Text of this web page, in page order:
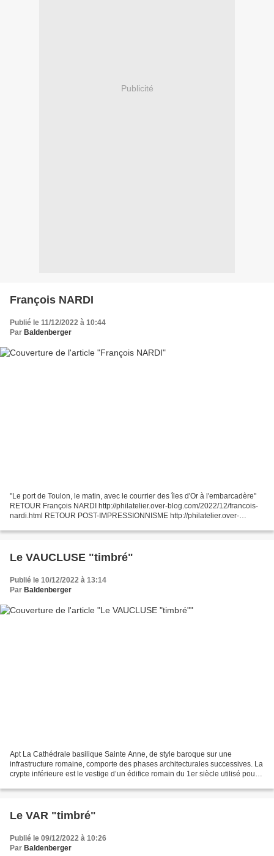
Publicité
François NARDI
Publié le 11/12/2022 à 10:44
Par Baldenberger
"Le port de Toulon, le matin, avec le courrier des îles d'Or à l'embarcadère"
RETOUR François NARDI http://philatelier.over-blog.com/2022/12/francois-
nardi.html RETOUR POST-IMPRESSIONNISME http://philatelier.over-
Le VAUCLUSE "timbré"
Publié le 10/12/2022 à 13:14
Par Baldenberger
Apt La Cathédrale basilique Sainte Anne, de style baroque sur une
infrastructure romaine, comporte des phases architecturales successives. La
crypte inférieure est le vestige d’un édifice romain du 1er siècle utilisé pour
Le VAR "timbré"
Publié le 09/12/2022 à 10:26
Par Baldenberger